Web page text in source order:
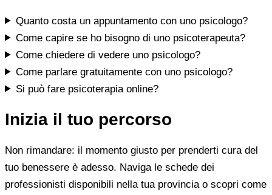
Quanto costa un appuntamento con uno psicologo?
Come capire se ho bisogno di uno psicoterapeuta?
Come chiedere di vedere uno psicologo?
Come parlare gratuitamente con uno psicologo?
Si può fare psicoterapia online?
Inizia il tuo percorso
Non rimandare: il momento giusto per prenderti cura del
tuo benessere è adesso. Naviga le schede dei
professionisti disponibili nella tua provincia o scopri come